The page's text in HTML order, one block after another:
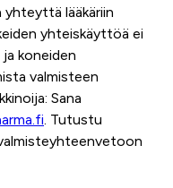
yhteyttä lääkäriin
yhteiskäyttöä ei
ja koneiden
valmisteen
Sana
. Tutustu